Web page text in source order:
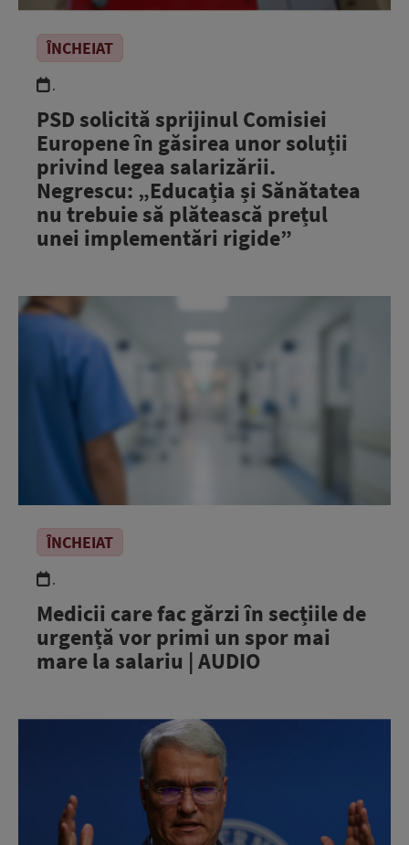
ÎNCHEIAT
.
PSD solicită sprijinul Comisiei
Europene în găsirea unor soluții
privind legea salarizării.
Negrescu: „Educația și Sănătatea
nu trebuie să plătească prețul
unei implementări rigide”
ÎNCHEIAT
.
Medicii care fac gărzi în secțiile de
urgență vor primi un spor mai
mare la salariu | AUDIO